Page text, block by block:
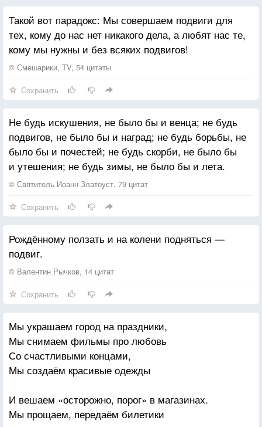
Такой вот парадокс: Мы совершаем подвиги для
тех, кому до нас нет никакого дела, а любят нас те,
кому мы нужны и без всяких подвигов!
© Смешарики, TV, 54 цитаты
Сохранить
Не будь искушения, не было бы и венца; не будь
подвигов, не было бы и наград; не будь борьбы, не
было бы и почестей; не будь скорби, не было бы
и утешения; не будь зимы, не было бы и лета.
© Святитель Иоанн Златоуст, 79 цитат
Сохранить
Рождённому ползать и на колени подняться —
подвиг.
© Валентин Рычков, 14 цитат
Сохранить
Мы украшаем город на праздники,
Мы снимаем фильмы про любовь
Со счастливыми концами,
Мы создаём красивые одежды
И вешаем «осторожно, порог» в магазинах.
Мы прощаем, передаём билетики